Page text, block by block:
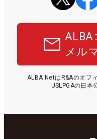
ALBA
メル
ALBA NetはR&Aのオフ
USLPGAの日本